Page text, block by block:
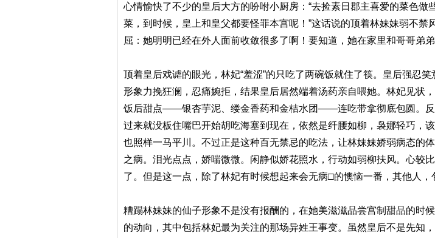
心情愉快了不少的皇后大方的吩咐小厨房：“去捡素日郡主喜爱的菜色
菜，到时候，皇上和皇父都要怪罪本宫呢！”这话说的顶着林妹妹弱不
屈：她明明已经在外人面前收敛很多了啊！要知道，她在家里和哥哥弟
顶着皇后戏谑的眼光，林妃“羞涩”的只吃了两碗饭就住了筷。皇后强忍
形象力挽狂澜，忍痛婉拒，结果皇后居然端着汤药亲自喂她。林妃见状
饭后甜点——银杏芋泥、缕金香药和金桔水团——连吃带拿彻底包圆。反
过来就没板住嘴巴开始胡吃海塞到现在，依然是纤腰如柳，袅娜轻巧，
也照样一马平川。不过正是这种百无禁忌的吃法，让林妹妹娇弱病态的
之病。泪光点点，娇喘微微。闲静似娇花照水，行动如弱柳扶风。心较
了。但是这一点，除了林妃有时候想起来会无病□的懊恼一番，其他人
糟蹋林妹妹的仙子形象不是没有报酬的，在她美滋滋品尝宫制甜品的时
的动向，其中包括林妃最为关注的那场异姓王事变。虽然皇后不是先知